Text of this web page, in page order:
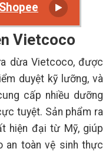
Vietcoco
dừa Vietcoco, được
duyệt kỹ lưỡng, và
cấp nhiều dưỡng
tuyệt. Sản phẩm ra
hiện đại từ Mỹ, giúp
an toàn vệ sinh thực